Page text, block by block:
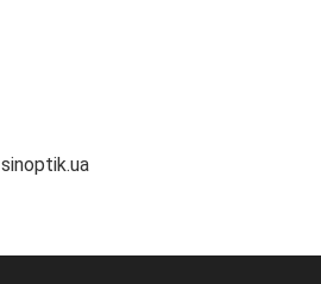
sinoptik.ua